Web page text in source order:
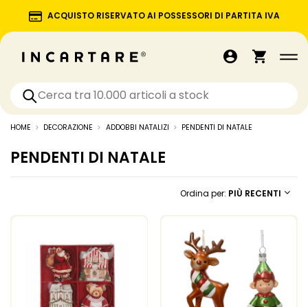
ACQUISTO RISERVATO AI POSSESSORI DI PARTITA IVA
HOME DECORAZIONE ADDOBBI NATALIZI PENDENTI DI NATALE
PENDENTI DI NATALE
Ordina per: PIÙ RECENTI